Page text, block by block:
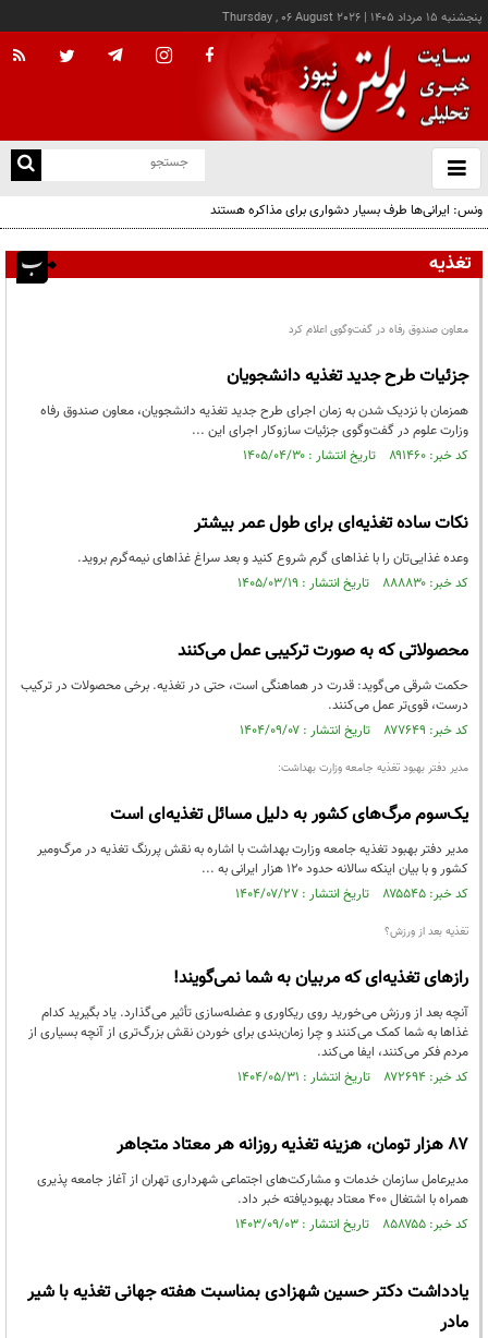
پنجشنبه ۱۵ مرداد ۱۴۰۵ |
Thursday , 06 August 2026
باز
و
ونس: ایرانی‌ها طرف بسیار دشواری برای مذاکره هستند
تغذیه
معاون صندوق رفاه در گفت‌وگوی اعلام کرد
جزئیات طرح جدید تغذیه دانشجویان
همزمان با نزدیک شدن به زمان اجرای طرح جدید تغذیه دانشجویان، معاون صندوق رفاه
وزارت علوم در گفت‌وگوی جزئیات سازوکار اجرای این ...
کد خبر: ۸۹۱۴۶۰ تاریخ انتشار : ۱۴۰۵/۰۴/۳۰
نکات ساده تغذیه‌ای برای طول عمر بیشتر
وعده غذایی‌تان را با غذاهای گرم شروع کنید و بعد سراغ غذاهای نیمه‌گرم بروید.
کد خبر: ۸۸۸۸۳۰ تاریخ انتشار : ۱۴۰۵/۰۳/۱۹
محصولاتی که به صورت ترکیبی عمل می‌کنند
حکمت شرقی می‌گوید: قدرت در هماهنگی است، حتی در تغذیه. برخی محصولات در ترکیب
درست، قوی‌تر عمل می‌کنند.
کد خبر: ۸۷۷۶۴۹ تاریخ انتشار : ۱۴۰۴/۰۹/۰۷
مدیر دفتر بهبود تغذیه جامعه وزارت بهداشت:
یک‌سوم مرگ‌های کشور به دلیل مسائل تغذیه‌ای است
مدیر دفتر بهبود تغذیه جامعه وزارت بهداشت با اشاره به نقش پررنگ تغذیه در مرگ‌ومیر
کشور و با بیان اینکه سالانه حدود ۱۲۰ هزار ایرانی به ...
کد خبر: ۸۷۵۵۴۵ تاریخ انتشار : ۱۴۰۴/۰۷/۲۷
تغذیه بعد از ورزش؟
رازهای تغذیه‌ای که مربیان به شما نمی‌گویند!
آنچه بعد از ورزش می‌خورید روی ریکاوری و عضله‌سازی تأثیر می‌گذارد. یاد بگیرید کدام
غذاها به شما کمک می‌کنند و چرا زمان‌بندی برای خوردن نقش بزرگ‌تری از آنچه بسیاری از
مردم فکر می‌کنند، ایفا می‌کند.
کد خبر: ۸۷۲۶۹۴ تاریخ انتشار : ۱۴۰۴/۰۵/۳۱
۸۷ هزار تومان، هزینه تغذیه روزانه هر معتاد متجاهر
مدیرعامل سازمان خدمات و مشارکت‌های اجتماعی شهرداری تهران از آغاز جامعه پذیری
همراه با اشتغال ۴۰۰ معتاد بهبودیافته خبر داد.
کد خبر: ۸۵۸۷۵۵ تاریخ انتشار : ۱۴۰۳/۰۹/۰۳
یادداشت دکتر حسین شهزادی بمناسبت هفته جهانی تغذیه با شیر
مادر